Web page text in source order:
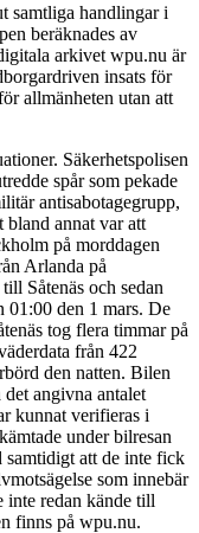
samtliga handlingar i
beräknades av
arkivet wpu.nu är
insats för
allmänheten utan att
Säkerhetspolisen
spår som pekade
antisabotagegrupp,
bland annat var att
på morddagen
Arlanda på
Såtenäs och sedan
01:00 den 1 mars. De
tog flera timmar på
från 422
den natten. Bilen
angivna antalet
kunnat verifieras i
under bilresan
att de inte fick
som innebär
inte redan kände till
finns på wpu.nu.